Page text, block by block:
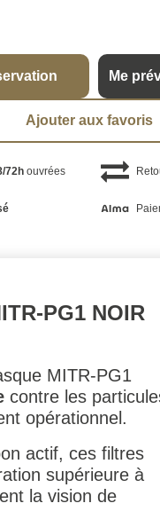
Me
Ajouter aux favoris
72h ouvrées
PG1 NOIR
MITR-PG1
contre les
opérationnel.
actif, ces filtres
supérieure à
la vision de